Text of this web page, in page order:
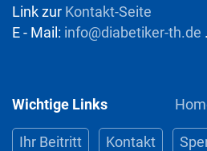
Link zur Kontakt-Seite
E - Mail: info@diabetiker-th.de .
Wichtige Links
Ihr Beitritt Kontakt